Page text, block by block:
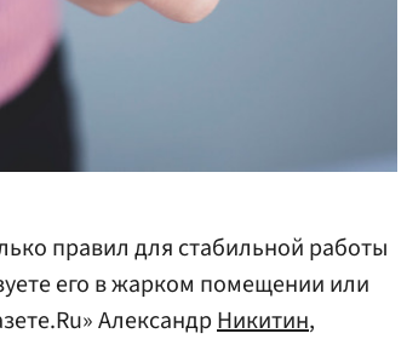
правил для стабильной работы
его в жарком помещении или
АлександрНикитин,